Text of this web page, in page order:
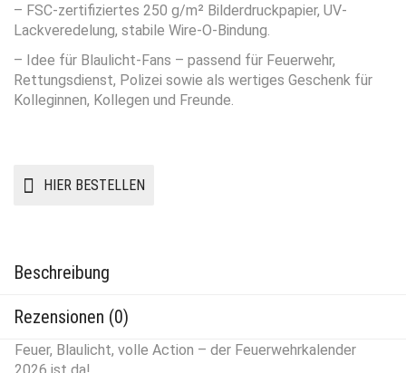
– FSC-zertifiziertes 250 g/m² Bilderdruckpapier, UV-
Lackveredelung, stabile Wire-O-Bindung.
– Idee für Blaulicht-Fans – passend für Feuerwehr,
Rettungsdienst, Polizei sowie als wertiges Geschenk für
Kolleginnen, Kollegen und Freunde.
HIER BESTELLEN
Beschreibung
Rezensionen (0)
Feuer, Blaulicht, volle Action – der Feuerwehrkalender
2026 ist da!